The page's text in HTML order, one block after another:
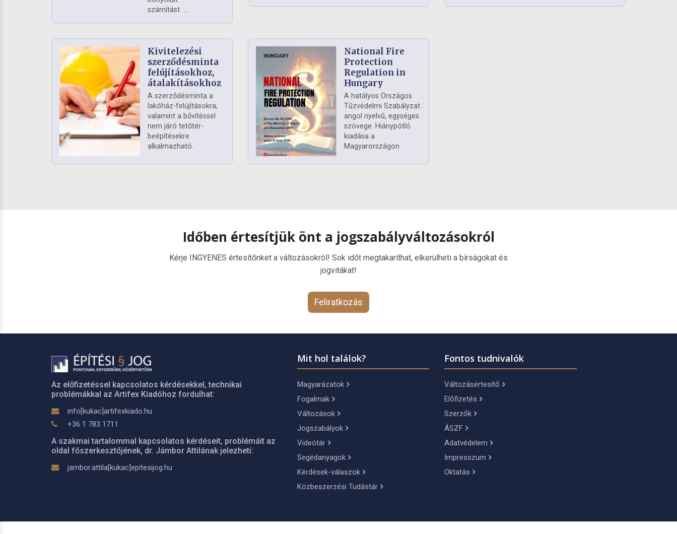
számítást. ...
Kivitelezési
szerződésminta
felújításokhoz,
átalakításokhoz
A szerződésminta a
lakóház-felújításokra,
valamint a bővítéssel
nem járó tetőtér-
beépítésekre
alkalmazható.
National Fire
Protection
Regulation in
Hungary
A hatályos Országos
Tűzvédelmi Szabályzat
angol nyelvű, egységes
szövege. Hiánypótló
kiadása a
Magyarországon
Időben értesítjük önt a jogszabályváltozásokról
Kérje INGYENES értesítőnket a változásokról! Sok időt megtakaríthat, elkerülheti a bírságokat és
jogvitákat!
Feliratkozás
Az előfizetéssel kapcsolatos kérdésekkel, technikai
problémákkal az Artifex Kiadóhoz fordulhat:
info[kukac]artifexkiado.hu
+36 1 783 1711
A szakmai tartalommal kapcsolatos kérdéseit, problémáit az
oldal főszerkesztőjének, dr. Jámbor Attilának jelezheti:
jambor.attila[kukac]epitesijog.hu
Mit hol találok?
Magyarázatok
Fogalmak
Változások
Jogszabályok
Videótár
Segédanyagok
Kérdések-válaszok
Közbeszerzési Tudástár
Fontos tudnivalók
Változásértesítő
Előfizetés
Szerzők
ÁSZF
Adatvédelem
Impresszum
Oktatás